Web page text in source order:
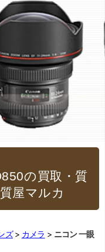
の買取・質
質屋マルカ
ズ カメラ
ニコン 一眼